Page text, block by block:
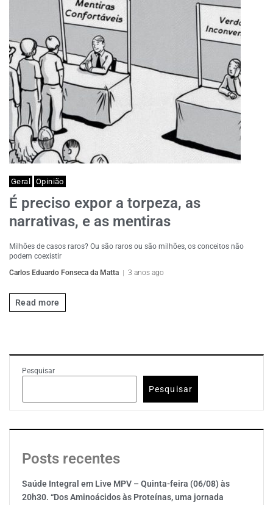
Geral Opinião
É preciso expor a torpeza, as
narrativas, e as mentiras
Milhões de casos raros? Ou são raros ou são milhões, os conceitos não
podem coexistir
Carlos Eduardo Fonseca da Matta
3 anos ago
Read more
Pesquisar
Pesquisar
Posts recentes
Saúde Integral em Live MPV – Quinta-feira (06/08) às
20h30. “Dos Aminoácidos às Proteínas, uma jornada